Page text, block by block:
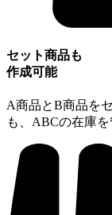
セット商品も
作成可能
A商品とB商品を
も、ABCの在庫